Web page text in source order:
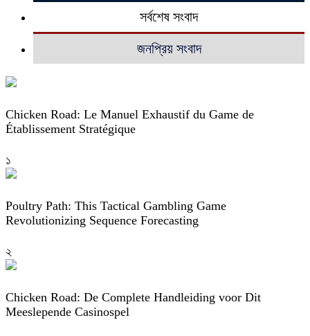
সর্বশেষ সংবাদ
জনপ্রিয় সংবাদ
Chicken Road: Le Manuel Exhaustif du Game de
Établissement Stratégique
১
Poultry Path: This Tactical Gambling Game
Revolutionizing Sequence Forecasting
২
Chicken Road: De Complete Handleiding voor Dit
Meeslepende Casinospel